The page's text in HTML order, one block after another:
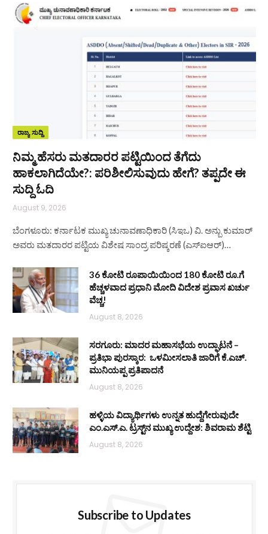
ರಾಜ್ಯ ಸುದ್ದಿ
ನಿಮ್ಮ ಹೆಸರು ಮತದಾರರ ಪಟ್ಟಿಯಿಂದ ತೆಗೆದು
ಹಾಕಲಾಗಿದೆಯೇ?: ಪರಿಶೀಲಿಸುವುದು ಹೇಗೆ? ತಪ್ಪದೇ ಈ
ಸುದ್ದಿ ಓದಿ
August 9, 2026
ಬೆಂಗಳೂರು: ಕರ್ನಾಟಕ ಮುಖ್ಯ ಚುನಾವಣಾಧಿಕಾರಿ (ಸಿಇಒ) ವಿ. ಅನ್ಬು ಕುಮಾರ್
ಅವರು ಮತದಾರರ ಪಟ್ಟಿಯ ವಿಶೇಷ ಸಾಂದ್ರ ಪರಿಷ್ಕರಣೆ (ಎಸ್‌ಐಆರ್)…
36 ಕೋಟಿ ರೂಪಾಯಿಯಿಂದ 180 ಕೋಟಿ ರೂ.ಗೆ
ಹೆಚ್ಚಳವಾದ ಪ್ರಧಾನಿ ಮೋದಿ ವಿದೇಶ ಪ್ರವಾಸ ಖರ್ಚು
ವೆಚ್ಚ!
August 8, 2026
ಸರಗೂರು: ಮಾದರ ಮಹಾಸಭೆಯ ಉದ್ಘಾಟನೆ –
ಪ್ರತಿಭಾ ಪುರಸ್ಕಾರ: ಒಳಮೀಸಲಾತಿ ಜಾರಿಗೆ ಕೆ.ಎಚ್.
ಮುನಿಯಪ್ಪ ಪ್ರತಿಪಾದನೆ
August 8, 2026
ಹಳ್ಳಿಯ ವಿದ್ಯಾರ್ಥಿಗಳು ಉನ್ನತ ಹುದ್ದೆಗೇರುವುದೇ
ಎಂ.ಎಸ್.ಎ. ಟ್ರಸ್ಟ್‌ನ ಮುಖ್ಯ ಉದ್ದೇಶ: ಶಿವರಾಮ ಶೆಟ್ಟಿ
August 8, 2026
Subscribe to Updates